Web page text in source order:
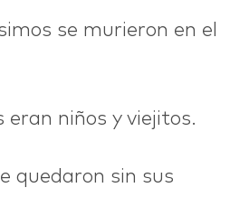
se murieron en el
eran niños y viejitos.
quedaron sin sus